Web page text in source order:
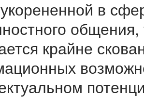
в
общения,
крайне